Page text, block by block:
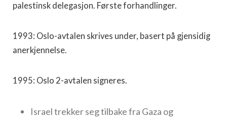
palestinsk delegasjon. Første forhandlinger.
1993: Oslo-avtalen skrives under, basert på gjensidig
anerkjennelse.
1995: Oslo 2-avtalen signeres.
Israel trekker seg tilbake fra Gaza og